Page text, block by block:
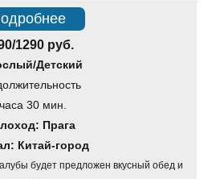
1290 руб.
Детский
30 мин.
Прага
Китай-город
будет предложен вкусный обед и